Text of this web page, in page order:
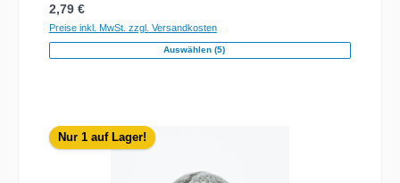
Regulärer Preis:
2,79 €
Preise inkl. MwSt. zzgl. Versandkosten
Auswählen (5)
Nur 1 auf Lager!